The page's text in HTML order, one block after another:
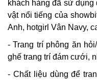
khách hàng đã sử dụng
vật nổi tiếng của
Anh, hotgirl Vân Navy,
- Trang trí phông ăn
ghế trang trí đám cưới,
- Chất liệu dùng để